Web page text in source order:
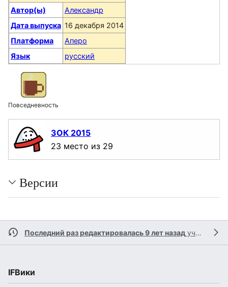
Автор(ы)
Александр
Дата выпуска 16 декабря 2014
Платформа
Аперо
Язык
русский
Повседневность
ЗОК 2015
23 место из 29
Версии
Последний раз редактировалась 9 лет назад участником
IFВики